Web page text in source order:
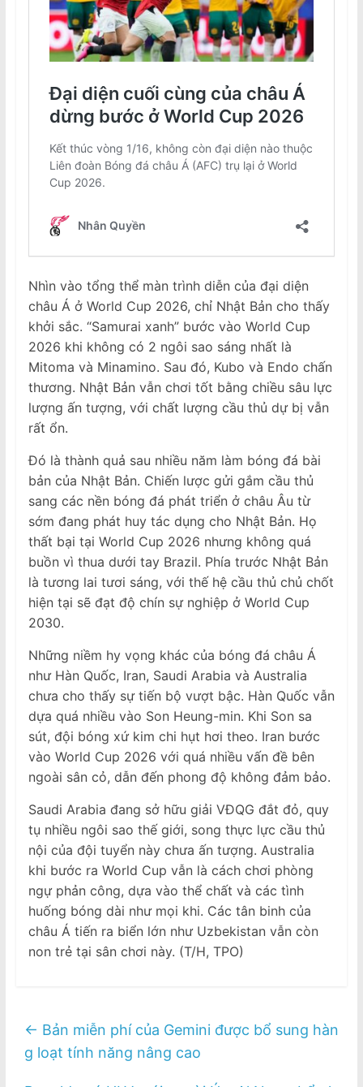
Nhìn vào tổng thể màn trình diễn của đại diện
châu Á ở World Cup 2026, chỉ Nhật Bản cho thấy
khởi sắc. “Samurai xanh” bước vào World Cup
2026 khi không có 2 ngôi sao sáng nhất là
Mitoma và Minamino. Sau đó, Kubo và Endo chấn
thương. Nhật Bản vẫn chơi tốt bằng chiều sâu lực
lượng ấn tượng, với chất lượng cầu thủ dự bị vẫn
rất ổn.
Đó là thành quả sau nhiều năm làm bóng đá bài
bản của Nhật Bản. Chiến lược gửi gắm cầu thủ
sang các nền bóng đá phát triển ở châu Âu từ
sớm đang phát huy tác dụng cho Nhật Bản. Họ
thất bại tại World Cup 2026 nhưng không quá
buồn vì thua dưới tay Brazil. Phía trước Nhật Bản
là tương lai tươi sáng, với thế hệ cầu thủ chủ chốt
hiện tại sẽ đạt độ chín sự nghiệp ở World Cup
2030.
Những niềm hy vọng khác của bóng đá châu Á
như Hàn Quốc, Iran, Saudi Arabia và Australia
chưa cho thấy sự tiến bộ vượt bậc. Hàn Quốc vẫn
dựa quá nhiều vào Son Heung-min. Khi Son sa
sút, đội bóng xứ kim chi hụt hơi theo. Iran bước
vào World Cup 2026 với quá nhiều vấn đề bên
ngoài sân cỏ, dẫn đến phong độ không đảm bảo.
Saudi Arabia đang sở hữu giải VĐQG đắt đỏ, quy
tụ nhiều ngôi sao thế giới, song thực lực cầu thủ
nội của đội tuyển này chưa ấn tượng. Australia
khi bước ra World Cup vẫn là cách chơi phòng
ngự phản công, dựa vào thể chất và các tình
huống bóng dài như mọi khi. Các tân binh của
châu Á tiến ra biển lớn như Uzbekistan vẫn còn
non trẻ tại sân chơi này. (T/H, TPO)
← Bản miễn phí của Gemini được bổ sung hàn
g loạt tính năng nâng cao